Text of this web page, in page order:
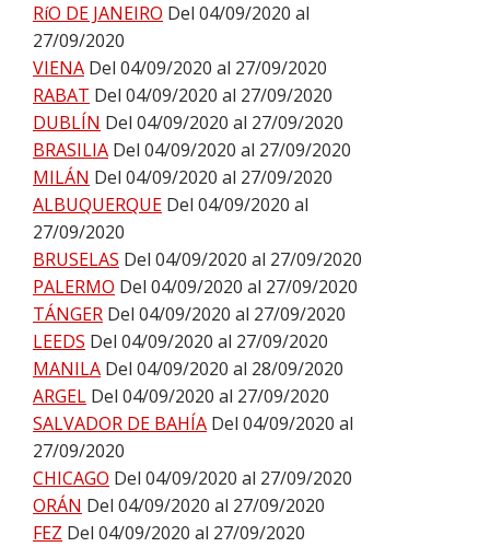
RíO DE JANEIRO Del 04/09/2020 al
27/09/2020
VIENA Del 04/09/2020 al 27/09/2020
RABAT Del 04/09/2020 al 27/09/2020
DUBLÍN Del 04/09/2020 al 27/09/2020
BRASILIA Del 04/09/2020 al 27/09/2020
MILÁN Del 04/09/2020 al 27/09/2020
ALBUQUERQUE Del 04/09/2020 al
27/09/2020
BRUSELAS Del 04/09/2020 al 27/09/2020
PALERMO Del 04/09/2020 al 27/09/2020
TÁNGER Del 04/09/2020 al 27/09/2020
LEEDS Del 04/09/2020 al 27/09/2020
MANILA Del 04/09/2020 al 28/09/2020
ARGEL Del 04/09/2020 al 27/09/2020
SALVADOR DE BAHÍA Del 04/09/2020 al
27/09/2020
CHICAGO Del 04/09/2020 al 27/09/2020
ORÁN Del 04/09/2020 al 27/09/2020
FEZ Del 04/09/2020 al 27/09/2020